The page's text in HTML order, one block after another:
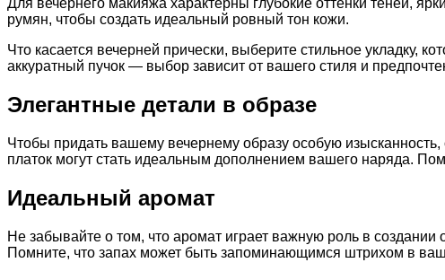
Для вечернего макияжа характерны глубокие оттенки теней,
румян, чтобы создать идеальный ровный тон кожи.
Что касается вечерней прически, выберите стильное укладку,
аккуратный пучок — выбор зависит от вашего стиля и
Элегантные детали в образе
Чтобы придать вашему вечернему образу особую
платок могут стать идеальным дополнением вашего наряда.
Идеальный аромат
Не забывайте о том, что аромат играет важную роль в
Помните, что запах может быть запоминающимся штрихом в